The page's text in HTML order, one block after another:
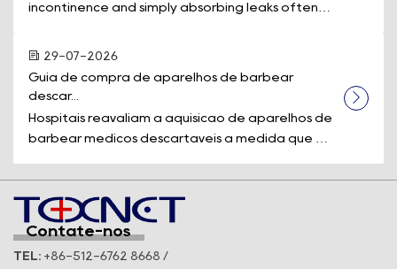
incontinence and simply absorbing leaks often
29-07-2026
Guia de compra de aparelhos de barbear
descar...
Hospitais reavaliam a aquisição de aparelhos de
barbear médicos descartáveis à medida que os
Contate-nos
TEL: +86-512-6762 8668 /